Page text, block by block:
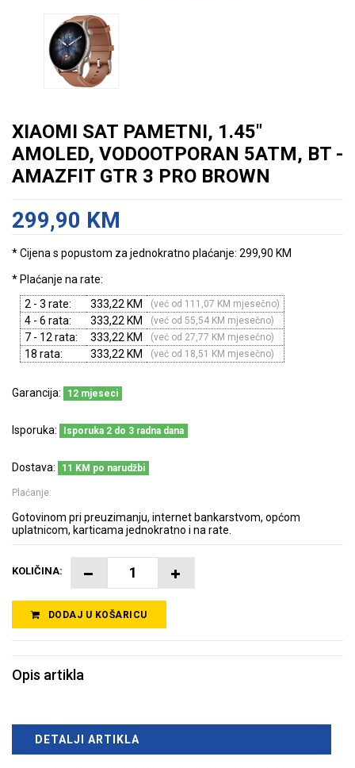
XIAOMI SAT PAMETNI, 1.45"
AMOLED, VODOOTPORAN 5ATM, BT -
AMAZFIT GTR 3 PRO BROWN
299,90 KM
* Cijena s popustom za jednokratno plaćanje: 299,90 KM
* Plaćanje na rate:
2 - 3 rate:
333,22 KM (već od 111,07 KM mjesečno)
4 - 6 rata: 333,22 KM (već od 55,54 KM mjesečno)
7 - 12 rata: 333,22 KM (već od 27,77 KM mjesečno)
18 rata: 333,22 KM (već od 18,51 KM mjesečno)
Garancija: 12 mjeseci
Isporuka: Isporuka 2 do 3 radna dana
Dostava: 11 KM po narudžbi
Plaćanje:
Gotovinom pri preuzimanju, internet bankarstvom, općom
uplatnicom, karticama jednokratno i na rate.
KOLIČINA:
DODAJ U KOŠARICU
Opis artikla
DETALJI ARTIKLA